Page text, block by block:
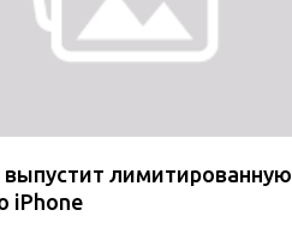
выпустит лимитированную
iPhone